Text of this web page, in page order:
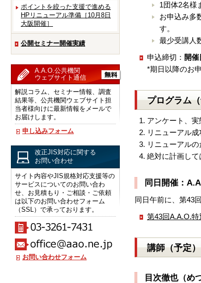
ポイントを絞った支援で進める
HPリニューアル準備［10月8日
大阪開催］
公開セミナー開催実績
A.A.O.公共機関
ウェブサイト通信
解説コラム、セミナー情報、調査
結果等、公共機関ウェブサイト担
当者様向けに最新情報をメールで
お届けします。
申し込みフォーム
改正JIS対応に関する
お問い合わせ
サイト内容やJIS規格対応支援等の
サービスについてのお問い合わ
せ、お見積もり・ご相談・ご依頼
は以下のお問い合わせフォーム
（SSL）で承っております。
お問い合わせフォーム
1団体2名様
お申込み多
す。
最少受講人
申込締切： 開
*期日以降のお
プログラム
アンケート、
リニューアル
リニューアル
絶対に計画し
同日開催：
同日午前に、第43
第43回A.A.O.
講師（予定）
目次徹也（め